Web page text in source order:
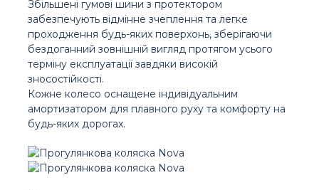
Збільшені гумові шини з протектором
забезпечують відмінне зчеплення та легке
проходження будь-яких поверхонь, зберігаючи
бездоганний зовнішній вигляд протягом усього
терміну експлуатації завдяки високій
зносостійкості.
Кожне колесо оснащене індивідуальним
амортизатором для плавного руху та комфорту на
будь-яких дорогах.